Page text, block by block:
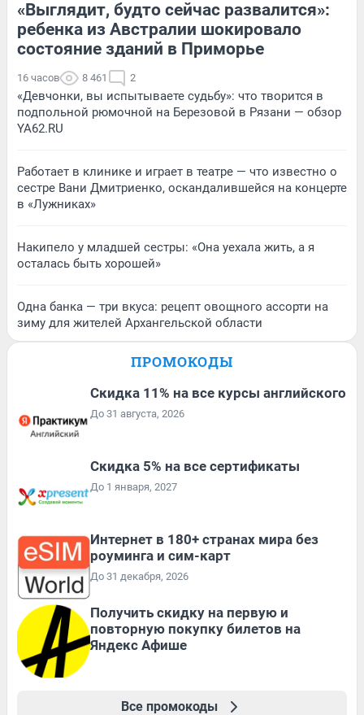
«Выглядит, будто сейчас развалится»:
ребенка из Австралии шокировало
состояние зданий в Приморье
16 часов 8 461 2
«Девчонки, вы испытываете судьбу»: что творится в
подпольной рюмочной на Березовой в Рязани — обзор
YA62.RU
Работает в клинике и играет в театре — что известно о
сестре Вани Дмитриенко, оскандалившейся на концерте
в «Лужниках»
Накипело у младшей сестры: «Она уехала жить, а я
осталась быть хорошей»
Одна банка — три вкуса: рецепт овощного ассорти на
зиму для жителей Архангельской области
ПРОМОКОДЫ
Скидка 11% на все курсы английского
До 31 августа, 2026
Скидка 5% на все сертификаты
До 1 января, 2027
Интернет в 180+ странах мира без
роуминга и сим-карт
До 31 декабря, 2026
Получить скидку на первую и
повторную покупку билетов на
Яндекс Афише
Все промокоды